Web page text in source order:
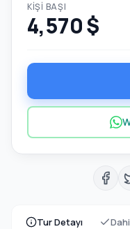
Tur Detayı
KIŞI BAŞI
4,570 $